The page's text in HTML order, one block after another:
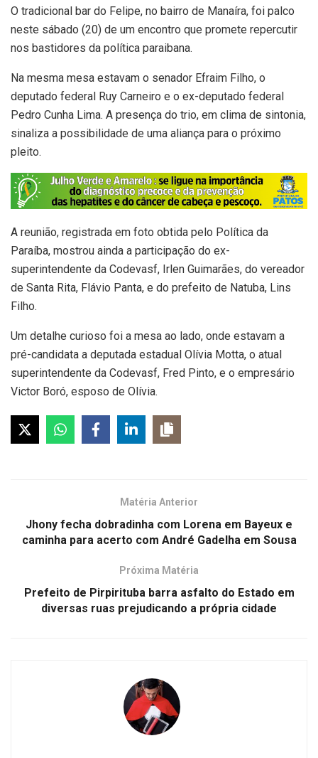
O tradicional bar do Felipe, no bairro de Manaíra, foi palco
neste sábado (20) de um encontro que promete repercutir
nos bastidores da política paraibana.
Na mesma mesa estavam o senador Efraim Filho, o
deputado federal Ruy Carneiro e o ex-deputado federal
Pedro Cunha Lima. A presença do trio, em clima de sintonia,
sinaliza a possibilidade de uma aliança para o próximo
pleito.
A reunião, registrada em foto obtida pelo Política da
Paraíba, mostrou ainda a participação do ex-
superintendente da Codevasf, Irlen Guimarães, do vereador
de Santa Rita, Flávio Panta, e do prefeito de Natuba, Lins
Filho.
Um detalhe curioso foi a mesa ao lado, onde estavam a
pré-candidata a deputada estadual Olívia Motta, o atual
superintendente da Codevasf, Fred Pinto, e o empresário
Victor Boró, esposo de Olívia.
Matéria Anterior
Jhony fecha dobradinha com Lorena em Bayeux e
caminha para acerto com André Gadelha em Sousa
Próxima Matéria
Prefeito de Pirpirituba barra asfalto do Estado em
diversas ruas prejudicando a própria cidade